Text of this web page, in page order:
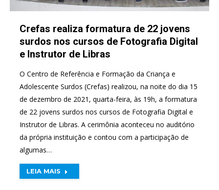
Crefas realiza formatura de 22 jovens
surdos nos cursos de Fotografia Digital
e Instrutor de Libras
O Centro de Referência e Formação da Criança e
Adolescente Surdos (Crefas) realizou, na noite do dia 15
de dezembro de 2021, quarta-feira, às 19h, a formatura
de 22 jovens surdos nos cursos de Fotografia Digital e
Instrutor de Libras. A cerimônia aconteceu no auditório
da própria instituição e contou com a participação de
algumas…
LEIA MAIS